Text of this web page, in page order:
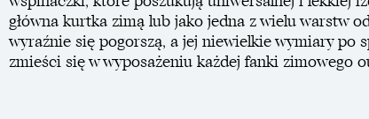
główna kurtka zimą lub jako jedna z wielu warstw
wyraźnie się pogorszą, a jej niewielkie wymiary po
zmieści się w wyposażeniu każdej fanki zimowego